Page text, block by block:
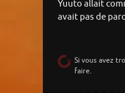
Yuuto allait
avait pas de
Si vous avez
faire.